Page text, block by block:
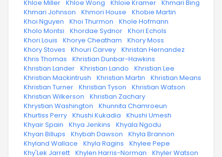
· Khloe Miller · Khloe Wong · Khloie Kramer · Khmari Bing
· Khmari Johnson · Khmori House · Khobie Martin
· Khoi Nguyen · Khoi Thurmon · Khole Hofmann
· Kholo Montsi · Khordae Sydnor · Khori Echols
· Khori Louis · Khorye Cheatham · Khory Moss
· Khory Stoves · Khouri Carvey · Khristan Hernandez
· Khris Thomas · Khristian Dunbar-Hawkins
· Khristian Lander · Khristian Lando · Khristian Lee
· Khristian Mackintrush · Khristian Martin · Khristian Means
· Khristian Turner · Khristian Tyson · Khristian Watson
· Khristian Wilkerson · Khristian Zachary
· Khrystian Washington · Khunnita Chamroeun
· Khurtiss Perry · Khushi Kukadia · Khushi Umesh
· Khyair Spain · Khya Jenkins · Khyala Ngodu
· Khyan Billups · Khybah Dawson · Khyla Brannon
· Khyland Wallace · Khyla Ragins · Khylee Pepe
· Khy'Lek Jarrett · Khylen Harris-Norman · Khyler Watson